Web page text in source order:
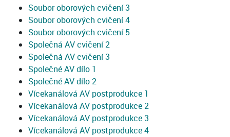
Soubor oborových cvičení 3
Soubor oborových cvičení 4
Soubor oborových cvičení 5
Společná AV cvičení 2
Společná AV cvičení 3
Společné AV dílo 1
Společné AV dílo 2
Vícekanálová AV postprodukce 1
Vícekanálová AV postprodukce 2
Vícekanálová AV postprodukce 3
Vícekanálová AV postprodukce 4